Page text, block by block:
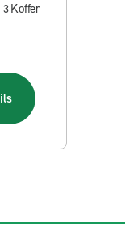
3Koffer